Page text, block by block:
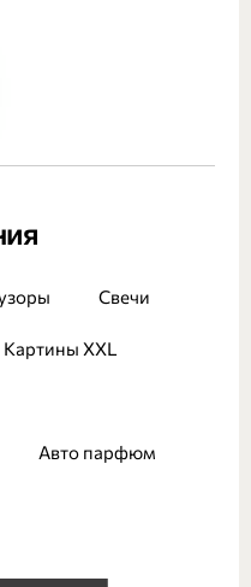
Свечи
Картины XXL
Авто парфюм